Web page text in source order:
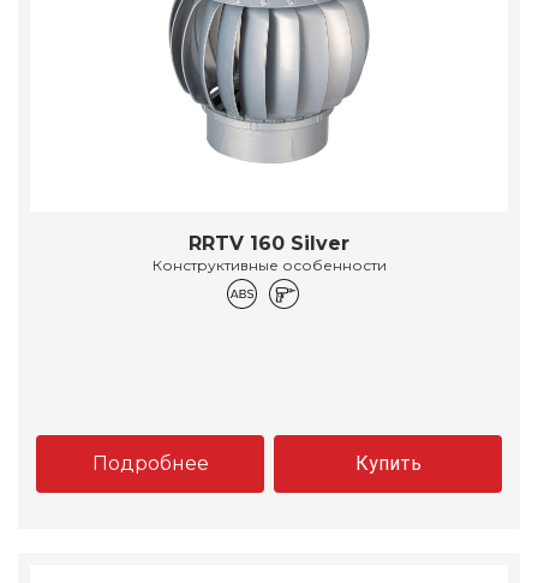
RRTV 160 Silver
Конструктивные особенности
Подробнее Купить